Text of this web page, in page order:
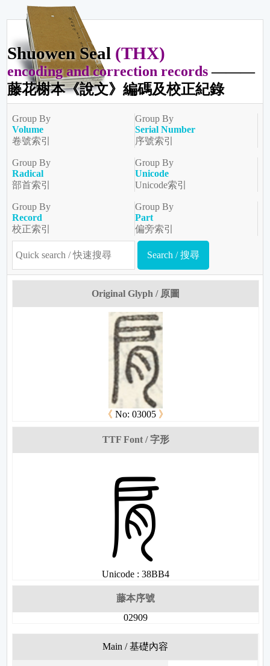
Shuowen Seal (THX)
encoding and correction records ———
藤花榭本《說文》編碼及校正紀錄
Group By
Volume
卷號索引
Group By
Serial Number
序號索引
Group By
Radical
部首索引
Group By
Unicode
Unicode索引
Group By
Record
校正索引
Group By
Part
偏旁索引
Original Glyph / 原圖
《 No: 03005 》
TTF Font / 字形
妴
Unicode : 38BB4
藤本序號
02909
Main / 基礎內容